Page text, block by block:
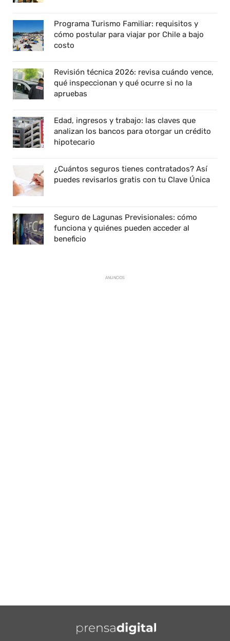
Programa Turismo Familiar: requisitos y
cómo postular para viajar por Chile a bajo
costo
Revisión técnica 2026: revisa cuándo vence,
qué inspeccionan y qué ocurre si no la
apruebas
Edad, ingresos y trabajo: las claves que
analizan los bancos para otorgar un crédito
hipotecario
¿Cuántos seguros tienes contratados? Así
puedes revisarlos gratis con tu Clave Única
Seguro de Lagunas Previsionales: cómo
funciona y quiénes pueden acceder al
beneficio
ANUNCIOS